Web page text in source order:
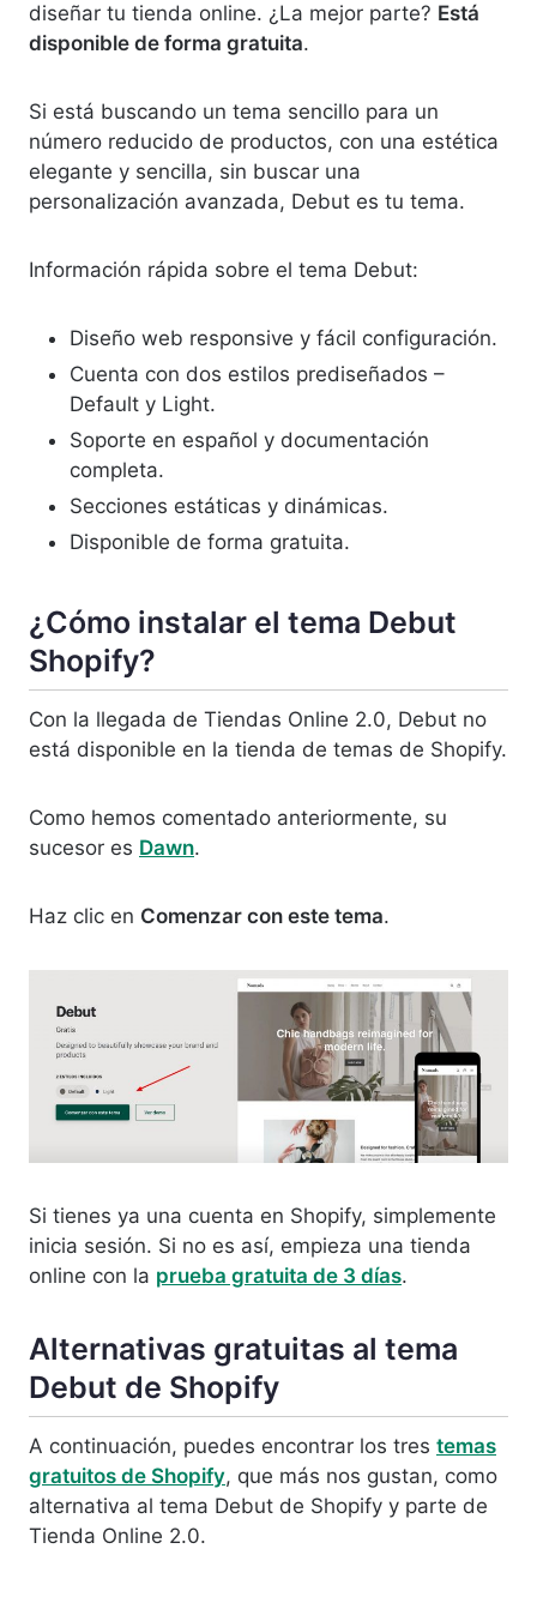
diseñar tu tienda online. ¿La mejor parte? Está
disponible de forma gratuita.
Si está buscando un tema sencillo para un
número reducido de productos, con una estética
elegante y sencilla, sin buscar una
personalización avanzada, Debut es tu tema.
Información rápida sobre el tema Debut:
Diseño web responsive y fácil configuración.
Cuenta con dos estilos prediseñados –
Default y Light.
Soporte en español y documentación
completa.
Secciones estáticas y dinámicas.
Disponible de forma gratuita.
¿Cómo instalar el tema Debut
Shopify?
Con la llegada de Tiendas Online 2.0, Debut no
está disponible en la tienda de temas de Shopify.
Como hemos comentado anteriormente, su
sucesor es Dawn.
Haz clic en Comenzar con este tema.
Si tienes ya una cuenta en Shopify, simplemente
inicia sesión. Si no es así, empieza una tienda
online con la prueba gratuita de 3 días.
Alternativas gratuitas al tema
Debut de Shopify
A continuación, puedes encontrar los tres temas
gratuitos de Shopify, que más nos gustan, como
alternativa al tema Debut de Shopify y parte de
Tienda Online 2.0.